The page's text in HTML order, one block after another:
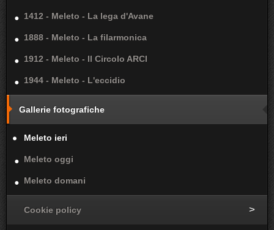
1412 - Meleto - La lega d'Avane
1888 - Meleto - La filarmonica
1912 - Meleto - Il Circolo ARCI
1944 - Meleto - L'eccidio
Gallerie fotografiche
Meleto ieri
Meleto oggi
Meleto domani
Cookie policy